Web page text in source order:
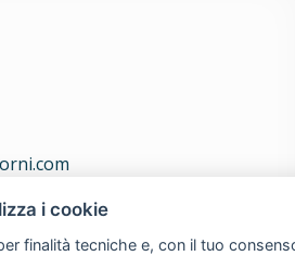
i cookie
finalità tecniche e, con il tuo